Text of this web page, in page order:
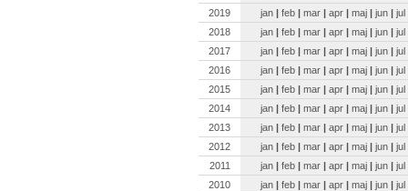
2019
jan | feb | mar | apr | maj | jun | jul
2018
jan | feb | mar | apr | maj | jun | jul
2017
jan | feb | mar | apr | maj | jun | jul
2016
jan | feb | mar | apr | maj | jun | jul
2015
jan | feb | mar | apr | maj | jun | jul
2014
jan | feb | mar | apr | maj | jun | jul
2013
jan | feb | mar | apr | maj | jun | jul
2012
jan | feb | mar | apr | maj | jun | jul
2011
jan | feb | mar | apr | maj | jun | jul
2010
jan | feb | mar | apr | maj | jun | jul